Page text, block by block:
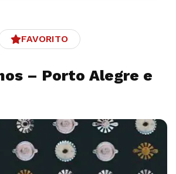
FAVORITO
– Porto Alegre e